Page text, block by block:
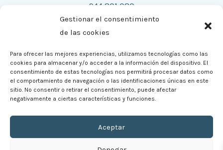
Gestionar el consentimiento
de las cookies
Para ofrecer las mejores experiencias, utilizamos tecnologías como las
cookies para almacenar y/o acceder a la información del dispositivo. El
consentimiento de estas tecnologías nos permitirá procesar datos como
el comportamiento de navegación o las identificaciones únicas en este
sitio. No consentir o retirar el consentimiento, puede afectar
negativamente a ciertas características y funciones.
Aceptar
944 801 080
Móvil: 670 38 78 64
Fax: 944 805 292